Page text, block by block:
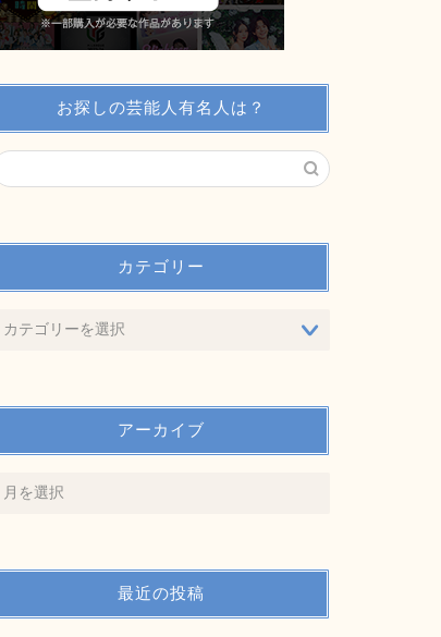
お探しの芸能人有名人は？
カテゴリー
アーカイブ
最近の投稿